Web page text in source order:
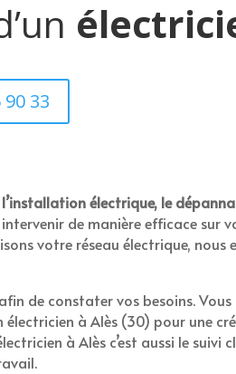
90 33
l’installation électrique, le
de manière efficace sur
votre réseau électrique, nous
de constater vos besoins. Vous
à Alès (30) pour une
à Alès c’est aussi le suivi